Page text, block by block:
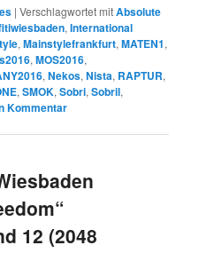
|Verschlagwortet mitAbsolute
,International
,Mainstylefrankfurt,MATEN1,
,MOS2016,
,Nekos,Nista, RAPTUR,
,SMOK,Sobri,Sobril,
Kommentar
12 (2048